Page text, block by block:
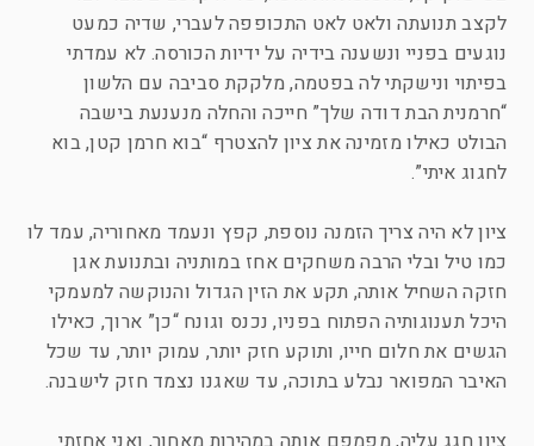
לקצב תנועתה ולאט לאט התכופפה לעברי, שדיה כמעט
נוגעים בפניי ונשענה בידיה על ידיות הכורסה. לא עמדתי
בפיתוי ונישקתי לה בפטמה, מלקקת סביבה עם הלשון
“חרמנית הבת דודה שלך” חייכה והחלה מנענעת בישבה
הבולט כאילו מזמינה את ציון להצטרף “בוא חרמן קטן, בוא
לחגוג איתי”.
ציון לא היה צריך הזמנה נוספת, קפץ ונעמד מאחוריה, עמד לו
כמו טיל ובלי הרבה משחקים אחז במותניה ובתנועת אגן
חזקה השחיל אותה, תקע את הזין הגדול והנוקשה למעמקי
היכל תענוגותיה הפתוח בפניו, נכנס וגונח “כן” ארוך, כאילו
הגשים את חלום חייו, ותוקע חזק יותר, עמוק יותר, עד שכל
האיבר המפואר נבלע בתוכה, עד שאגנו נצמד חזק לישבנה.